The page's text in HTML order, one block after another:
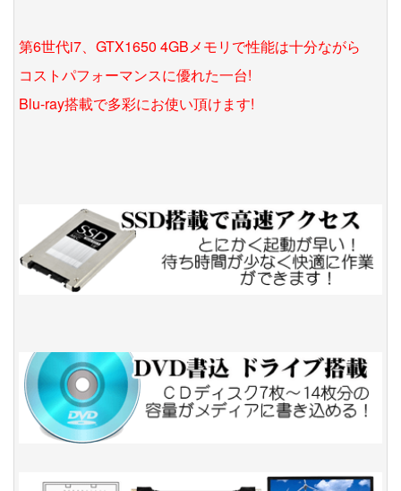
第6世代i7、GTX1650 4GBメモリで性能は十分ながら
コストパフォーマンスに優れた一台!
Blu-ray搭載で多彩にお使い頂けます!